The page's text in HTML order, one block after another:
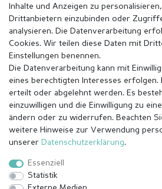
Impressum
Barrierefreiheitserklärung
Inhalte und Anzeigen zu
Drittanbietern einzubinden oder
analysieren. Die Datenverarbeitung
Cookies. Wir teilen diese Daten mit
Einstellungen benennen.
Die Datenverarbeitung kann mit
eines berechtigten Interesses erfolgen.
erteilt oder abgelehnt werden. Es
einzuwilligen und die Einwilligung zu
ändern oder zu widerrufen. Beachten
weitere Hinweise zur Verwendung
unserer Daten­schutz­erklärung.
Essenziell
Statistik